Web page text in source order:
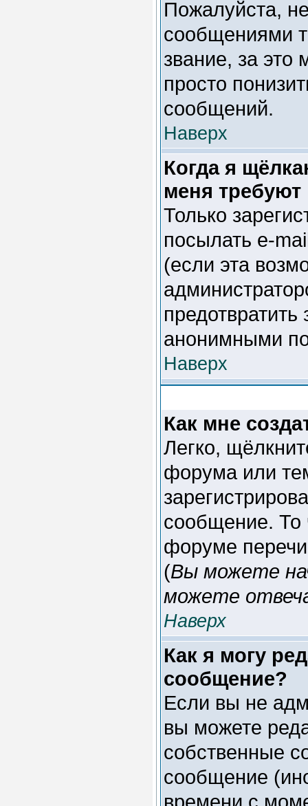
Пожалуйста,
сообщениями
звание, за это
просто
сообщений.
Наверх
Когда я
меня требуют
Только
посылать e-
(если эта
анонимными
Наверх
Как мне
Легко,
форума или
сообщение. То
форуме
(Вы можете
можете
Наверх
Как я могу
сообщение?
Если вы не
вы можете
собственные
сообщение